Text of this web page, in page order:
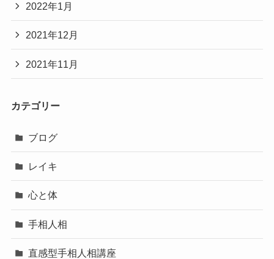
2022年1月
2021年12月
2021年11月
カテゴリー
ブログ
レイキ
心と体
手相人相
直感型手相人相講座